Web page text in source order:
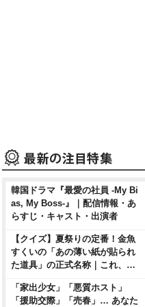
韓国ドラマ『最愛の社員 -My Bi
as, My Boss-』｜配信情報・あ
らすじ・キャスト・出演者
【クイズ】夏祭りの定番！金魚
すくいの「あの薄い紙が貼られ
た道具」の正式名称｜これ、…
「家出少女」「悪質ホスト」
「援助交際」「売春」… あなた